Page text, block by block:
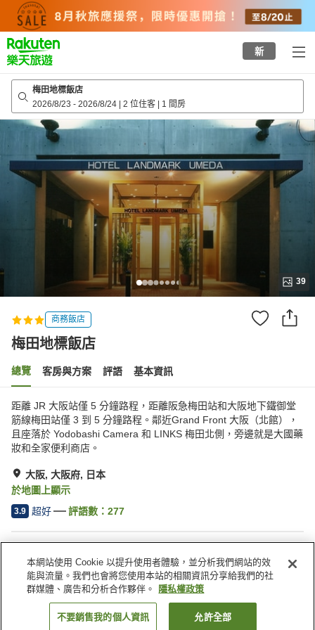
top
page
新
梅田地標飯店
2026/8/23 - 2026/8/24 | 2 位住客 | 1 間房
39
商務飯店
梅田地標飯店
總覽 客房與方案 評語 基本資訊
距離 JR 大阪站僅 5 分鐘路程，距離阪急梅田站和大阪地下鐵御堂
筋線梅田站僅 3 到 5 分鐘路程。鄰近Grand Front 大阪（北館），
且座落於 Yodobashi Camera 和 LINKS 梅田北側，旁邊就是大國藥
妝和全家便利商店。
大阪, 大阪府, 日本
於地圖上顯示
3.9 超好 評語數： 277
無線網路
距離車站約步行 5 分鐘內
自動販賣機
共用微波爐
日本 大阪府 大阪 梅田地標飯店
找客房
本網站使用 Cookie 以提升使用者體驗，並分析我們網站的效
能與流量。我們也會將您使用本站的相關資訊分享給我們的社
群媒體、廣告和分析合作夥伴。
隱私權政策
不要銷售我的個人資訊 允許全部